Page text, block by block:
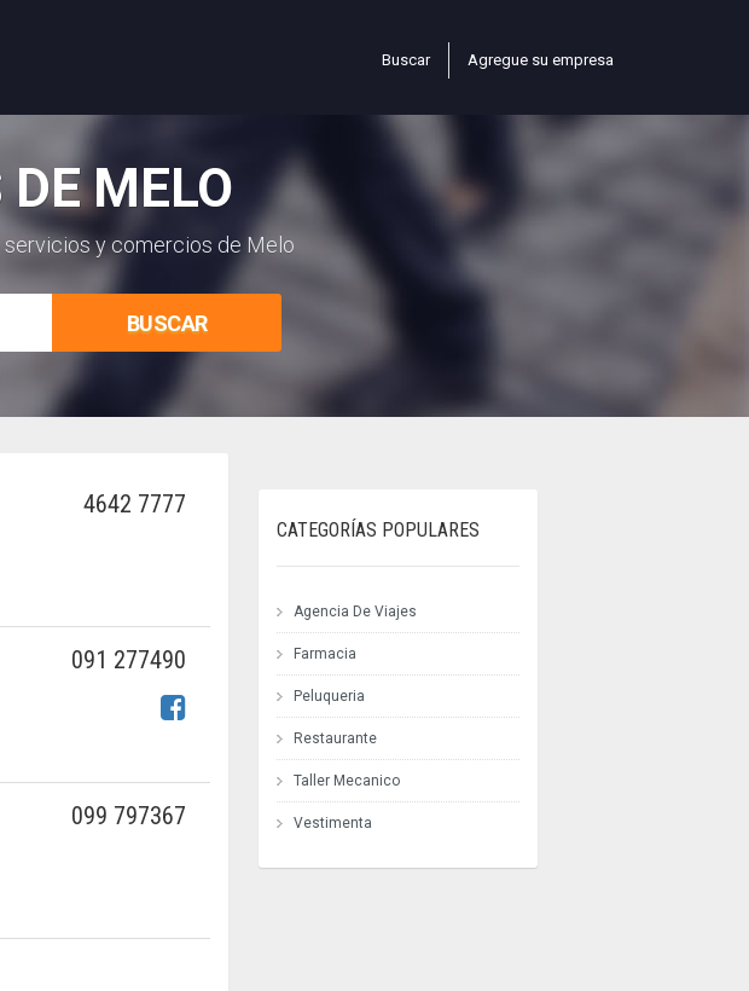
Buscar Agregue su empresa
MELO
y comercios de Melo
BUSCAR
4642 7777
091 277490
099 797367
CATEGORÍAS POPULARES
Agencia De Viajes
Farmacia
Peluqueria
Restaurante
Taller Mecanico
Vestimenta